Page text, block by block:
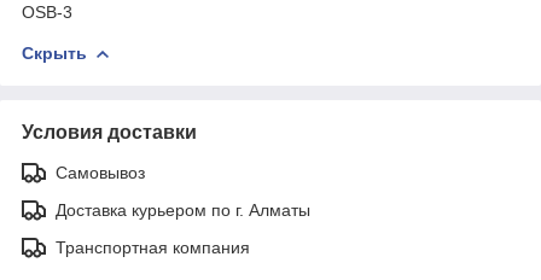
OSB-3
Скрыть
Условия доставки
Самовывоз
Доставка курьером по г. Алматы
Транспортная компания